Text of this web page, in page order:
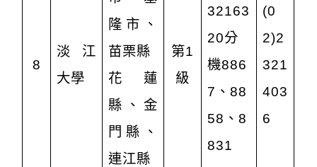
8
淡江
大學
隆市、
苗栗縣
花蓮
縣、金
門縣、
連江縣
第1
級
32163
20分
機886
7、88
58、8
831
(0
2)2
321
403
6